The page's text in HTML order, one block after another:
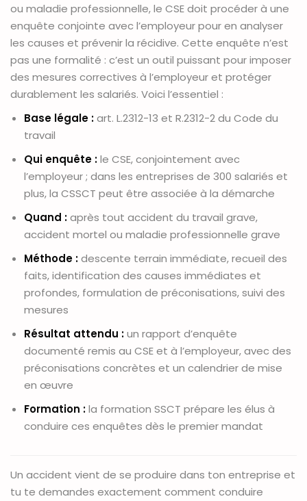
ou maladie professionnelle, le CSE doit procéder à une
enquête conjointe avec l’employeur pour en analyser
les causes et prévenir la récidive. Cette enquête n’est
pas une formalité : c’est un outil puissant pour imposer
des mesures correctives à l’employeur et protéger
durablement les salariés. Voici l’essentiel :
Base légale :art. L.2312-13 et R.2312-2 du Code du
travail
Qui enquête :le CSE, conjointement avec
l’employeur ; dans les entreprises de 300 salariés et
plus, la CSSCT peut être associée à la démarche
Quand :après tout accident du travail grave,
accident mortel ou maladie professionnelle grave
Méthode :descente terrain immédiate, recueil des
faits, identification des causes immédiates et
profondes, formulation de préconisations, suivi des
mesures
Résultat attendu :un rapport d’enquête
documenté remis au CSE et à l’employeur, avec des
préconisations concrètes et un calendrier de mise
en œuvre
Formation :la formation SSCT prépare les élus à
conduire ces enquêtes dès le premier mandat
Un accident vient de se produire dans ton entreprise et
tu te demandes exactement comment conduire